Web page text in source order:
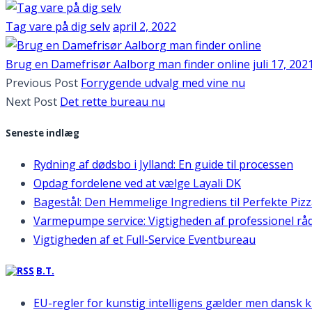
Tag vare på dig selvapril 2, 2022
Brug en Damefrisør Aalborg man finder online juli 17, 2021
Previous Post Forrygende udvalg med vine nu
Next Post Det rette bureau nu
Seneste indlæg
Rydning af dødsbo i Jylland: En guide til processen
Opdag fordelene ved at vælge Layali DK
Bagestål: Den Hemmelige Ingrediens til Perfekte
Varmepumpe service: Vigtigheden af professionel
Vigtigheden af et Full-Service Eventbureau
B.T.
EU-regler for kunstig intelligens gælder men dansk